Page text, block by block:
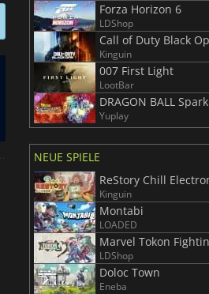
6.75€
Forza Horizon 6
LDShop
Call of Duty Black
Kinguin
007 First Light
LootBar
Yuplay
NEUE SPIELE
ReStory Chill
Kinguin
Montabi
LOADED
Marvel Tokon
LDShop
Doloc Town
Eneba